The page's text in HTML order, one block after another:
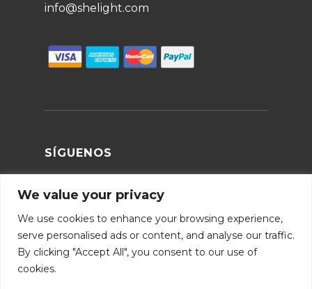
We value your privacy
We use cookies to enhance your browsing experience,
serve personalised ads or content, and analyse our traffic.
By clicking "Accept All", you consent to our use of
cookies.
info@shelight.com
SÍGUENOS